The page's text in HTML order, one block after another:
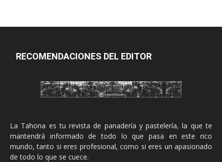
RECOMENDACIONES DEL EDITOR
La Tahona es tu revista de panadería y pastelería, la que te
mantendrá informado de todo lo que pasa en este rico
mundo, tanto si eres profesional, como si eres un apasionado
de todo lo que se cuece.